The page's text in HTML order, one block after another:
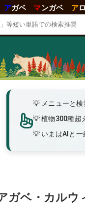
アガベ マンガベ ア
メニューと
植物300種超
いまはAIと
ガベ・カルウ